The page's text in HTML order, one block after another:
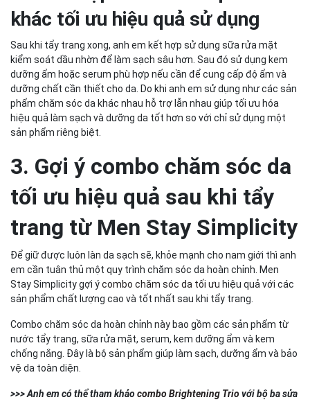
khác tối ưu hiệu quả sử dụng
Sau khi tẩy trang xong, anh em kết hợp sử dụng sữa rửa mặt
kiểm soát dầu nhờn để làm sạch sâu hơn. Sau đó sử dụng kem
dưỡng ẩm hoặc serum phù hợp nếu cần để cung cấp độ ẩm và
dưỡng chất cần thiết cho da. Do khi anh em sử dụng như các sản
phẩm chăm sóc da khác nhau hỗ trợ lẫn nhau giúp tối ưu hóa
hiệu quả làm sạch và dưỡng da tốt hơn so với chỉ sử dụng một
sản phẩm riêng biệt.
3. Gợi ý combo chăm sóc da
tối ưu hiệu quả sau khi tẩy
trang từ Men Stay Simplicity
Để giữ được luôn làn da sạch sẽ, khỏe mạnh cho nam giới thì anh
em cần tuân thủ một quy trình chăm sóc da hoàn chỉnh. Men
Stay Simplicity gợi ýcombo chăm sóc da tối ưu hiệu quả với các
sản phẩm chất lượng cao và tốt nhất sau khi tẩy trang.
Combo chăm sóc da hoàn chỉnh này bao gồm các sản phẩm từ
nước tẩy trang, sữa rửa mặt, serum, kem dưỡng ẩm và kem
chống nắng. Đây là bộ sản phẩm giúp làm sạch, dưỡng ẩm và bảo
vệ da toàn diện.
>>> Anh em có thể tham khảocombo Brightening Triovới bộ ba sửa